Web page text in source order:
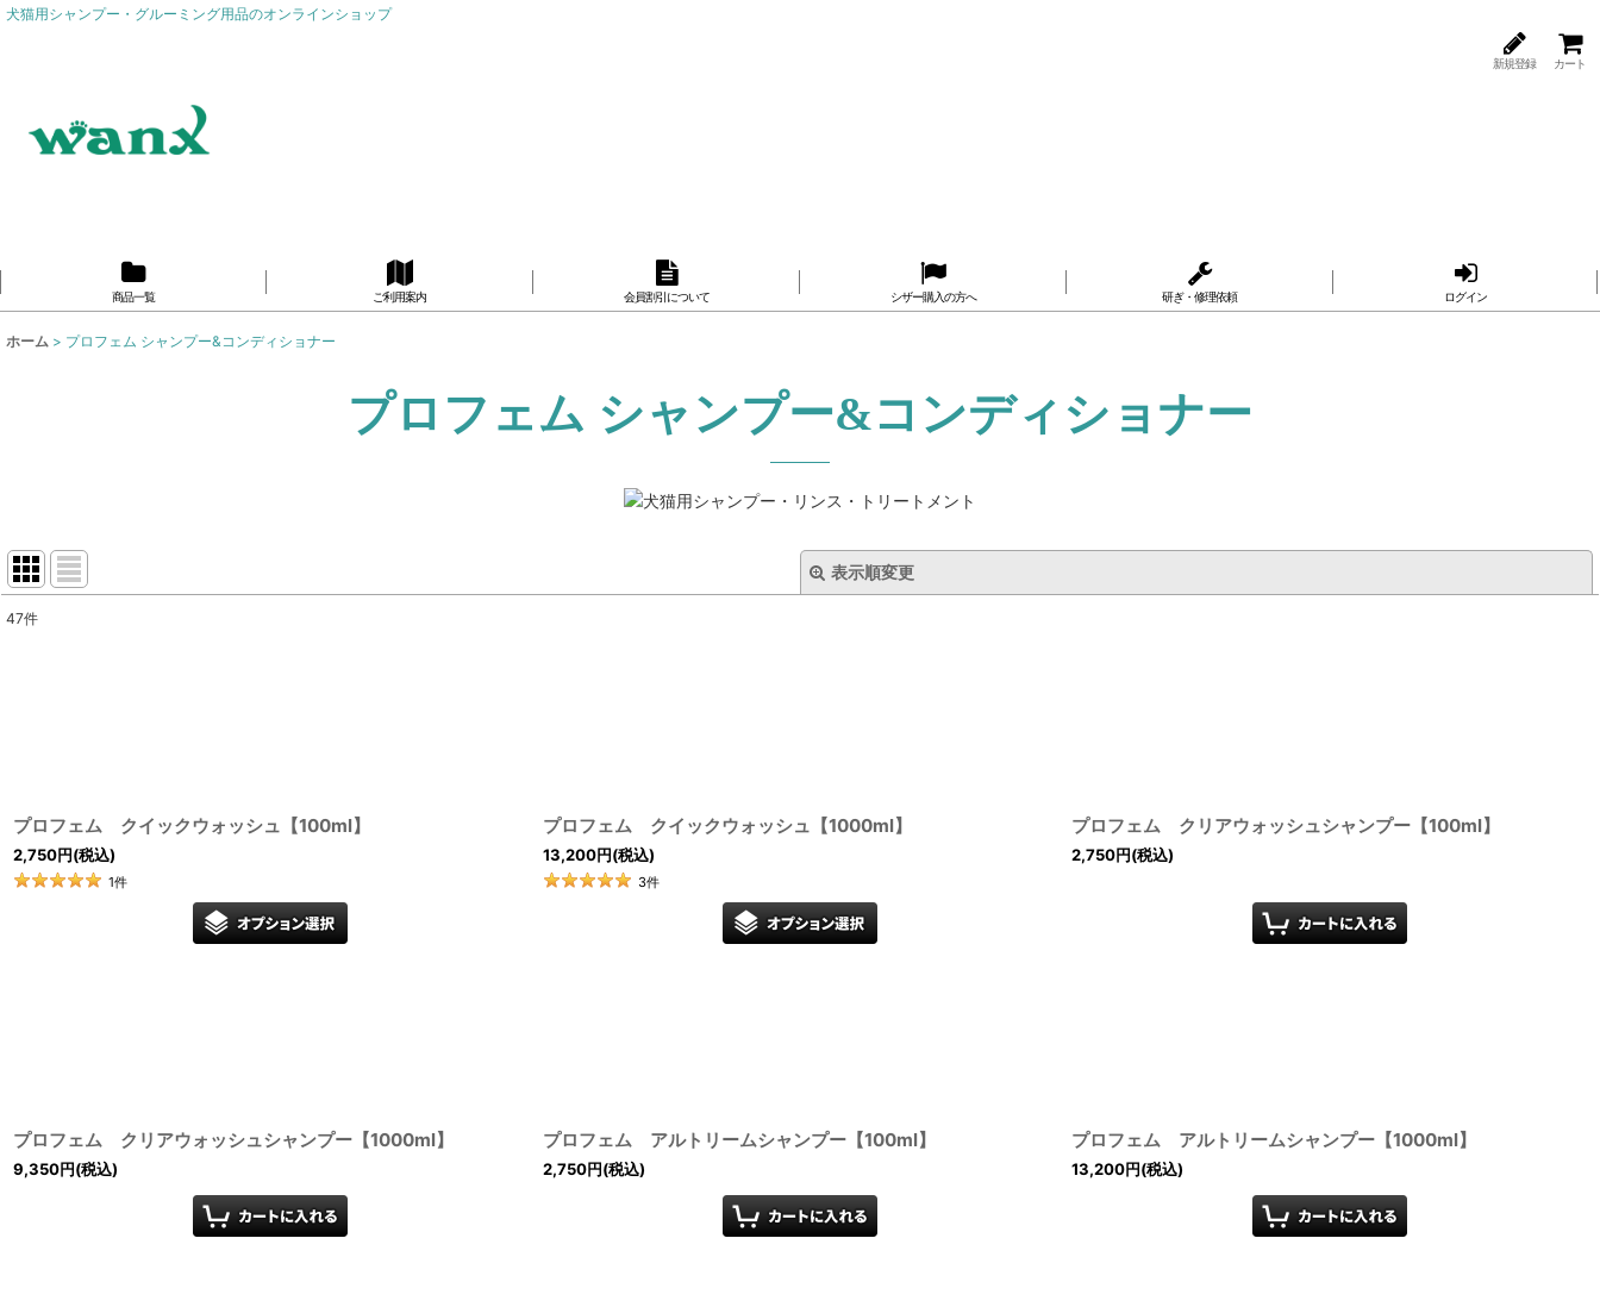
犬猫用シャンプー・グルーミング用品のオンラインショップ
新規登録 カート
商品一覧 ご利用案内 会員割引について シザー購入の方へ 研ぎ・修理依頼 ログイン
ホーム > プロフェム シャンプー&コンディショナー
プロフェム シャンプー&コンディショナー
表示順変更
絞り込む
47件
プロフェム クイックウォッシュ【100ml】
2,750円(税込)
1件
プロフェム クイックウォッシュ【1000ml】
13,200円(税込)
3件
プロフェム クリアウォッシュシャンプー【100ml】
2,750円(税込)
プロフェム クリアウォッシュシャンプー【1000ml】
9,350円(税込)
プロフェム アルトリームシャンプー【100ml】
2,750円(税込)
プロフェム アルトリームシャンプー【1000ml】
13,200円(税込)